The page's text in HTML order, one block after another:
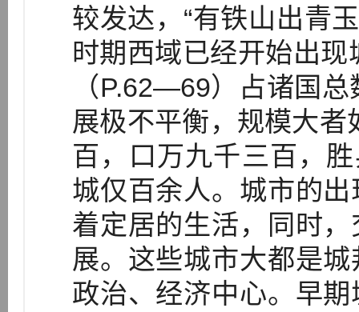
较发达，“有铁山出青
时期西域已经开始出
（P.62—69）占诸国
展极不平衡，规模大者
百，口万九千三百，
城仅百余人。城市的
着定居的生活，同时
展。这些城市大都是
政治、经济中心。早